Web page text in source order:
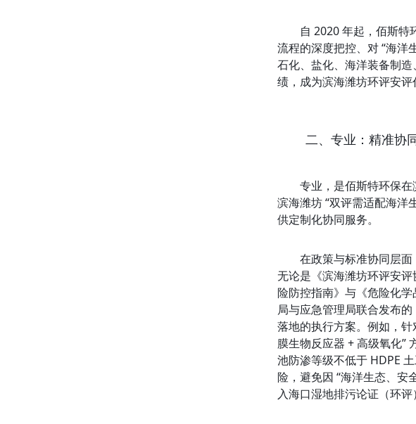
自 2020 年起，佰斯特
流程的深度把控、对 “海洋
石化、盐化、海洋装备制
绩，成为滨海潍坊环评安评
二、专业：精准协
专业，是佰斯特环保
滨海潍坊 “双评需适配海洋
供定制化协同服务。
在政策与标准协同层面
无论是《滨海潍坊环评安
险防控指南》与《危险化
局与应急管理局联合发布
落地的执行方案。例如，
膜生物反应器 + 高级氧化”
池防渗等级不低于 HDPE
险，避免因 “海洋生态、安
入海口湿地排污论证（环评